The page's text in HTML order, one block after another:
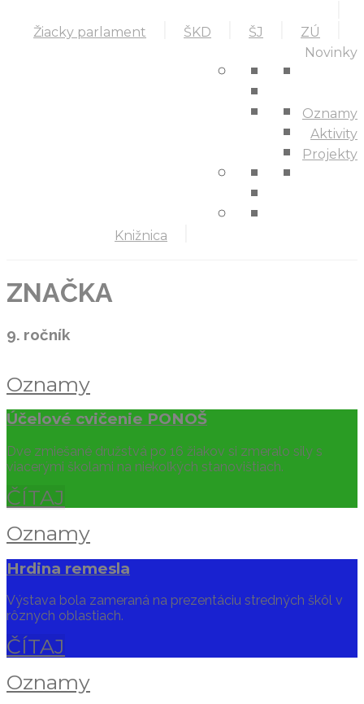
Žiacky parlament ŠKD ŠJ ZÚ
Knižnica
Novinky
Oznamy
Aktivity
Projekty
ZNAČKA
9. ročník
Oznamy
Účelové cvičenie PONOŠ
Dve zmiešané družstvá po 16 žiakov si zmeralo sily s
viacerými školami na niekoľkých stanovištiach.
ČÍTAJ
Oznamy
Hrdina remesla
Výstava bola zameraná na prezentáciu stredných škôl v
rôznych oblastiach.
ČÍTAJ
Oznamy